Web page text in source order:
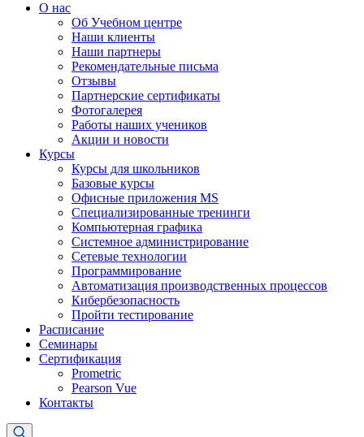
О нас
Об Учебном центре
Наши клиенты
Наши партнеры
Рекомендательные письма
Отзывы
Партнерские сертификаты
Фотогалерея
Работы наших учеников
Акции и новости
Курсы
Курсы для школьников
Базовые курсы
Офисные приложения MS
Специализированные тренинги
Компьютерная графика
Системное администрирование
Сетевые технологии
Программирование
Автоматизация производственных процессов
Кибербезопасность
Пройти тестирование
Расписание
Семинары
Сертификация
Prometric
Pearson Vue
Контакты